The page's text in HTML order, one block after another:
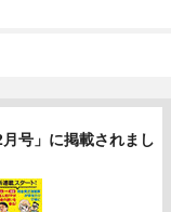
号」に掲載されまし